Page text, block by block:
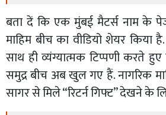
बता दें कि एक मुंबई मैटर्स नाम के
माहिम बीच का वीडियो शेयर किया
साथ ही व्यंग्यात्मक टिप्पणी करते
समुद्र बीच अब खुल गए हैं. नागरिक
सागर से मिले “रिटर्न गिफ्ट” देखने के